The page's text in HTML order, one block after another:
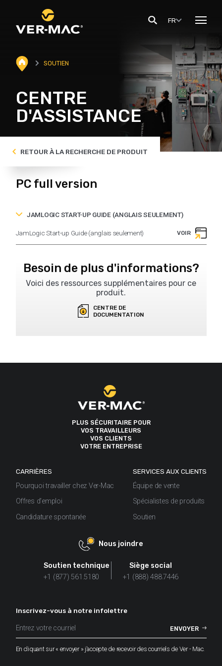
FR
SOUTIEN
CENTRE
D'ASSISTANCE
RETOUR À LA RECHERCHE DE PRODUIT
PC full version
JAMLOGIC START-UP GUIDE (ANGLAIS SEULEMENT)
JamLogic Start-up Guide (anglais seulement) VOIR
Besoin de plus d'informations?
Voici des ressources supplémentaires pour ce
produit.
CENTRE DE
DOCUMENTATION
PLUS SÉCURITAIRE POUR
VOS TRAVAILLEURS
VOS CLIENTS
VOTRE ENTREPRISE
CARRIÈRES
Pourquoi travailler chez Ver-Mac
Offres d'emploi
Candidature spontanée
SERVICES AUX CLIENTS
Équipe de vente
Spécialistes de produits
Soutien
Nous joindre
Soutien technique
+1 (877) 561.5180
Siège social
+1 (888) 488.7446
Inscrivez-vous à notre infolettre
En cliquant sur « envoyer » j’accepte de recevoir des courriels de Ver - Mac.